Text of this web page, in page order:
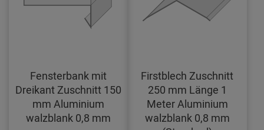
Fensterbank mit
Dreikant Zuschnitt 150
mm Aluminium
walzblank 0,8 mm
Firstblech Zuschnitt
250 mm Länge 1
Meter Aluminium
walzblank 0,8 mm